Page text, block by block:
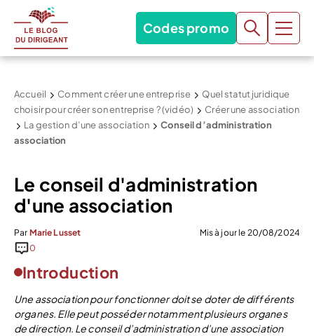
Codes promo
Accueil Comment créer une entreprise
Quel statut juridique
choisir pour créer son entreprise ? (vidéo)
Créer une association
La gestion d’une association
Conseil d’administration
association
Le conseil d'administration
d'une association
Par Marie Lusset
Mis à jour le 20/08/2024
0
Introduction
Une association pour fonctionner doit se doter de différents
organes. Elle peut posséder notamment plusieurs organes
de direction. Le conseil d’administration d’une association